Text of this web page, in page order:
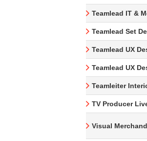
Teamlead IT &
Teamlead Set
Teamlead UX
Teamlead UX
Teamleiter
TV Producer
Visual